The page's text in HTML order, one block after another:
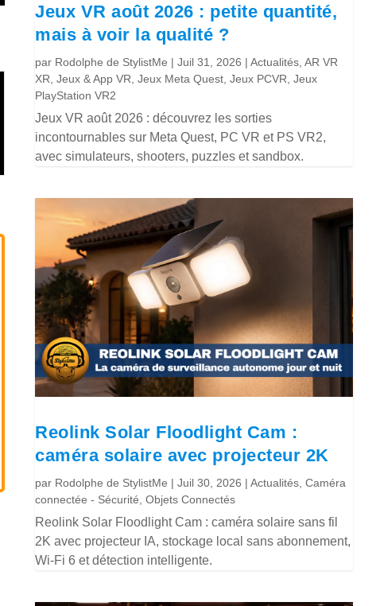
Jeux VR août 2026 : petite quantité,
mais à voir la qualité ?
par Rodolphe de StylistMe |Juil 31, 2026 |Actualités ,AR VR
XR ,Jeux & App VR ,Jeux Meta Quest ,Jeux PCVR ,Jeux
PlayStation VR2
Jeux VR août 2026 : découvrez les sorties
incontournables sur Meta Quest, PC VR et PS VR2,
avec simulateurs, shooters, puzzles et sandbox.
Reolink Solar Floodlight Cam :
caméra solaire avec projecteur 2K
par Rodolphe de StylistMe |Juil 30, 2026 |Actualités ,Caméra
connectée - Sécurité ,Objets Connectés
Reolink Solar Floodlight Cam : caméra solaire sans fil
2K avec projecteur IA, stockage local sans abonnement,
Wi-Fi 6 et détection intelligente.